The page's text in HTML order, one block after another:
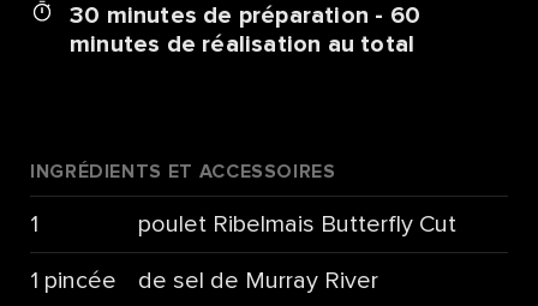
30 minutes de préparation - 60
minutes de réalisation au total
INGRÉDIENTS ET ACCESSOIRES
1 poulet Ribelmais Butterfly Cut
1 pincée de sel de Murray River